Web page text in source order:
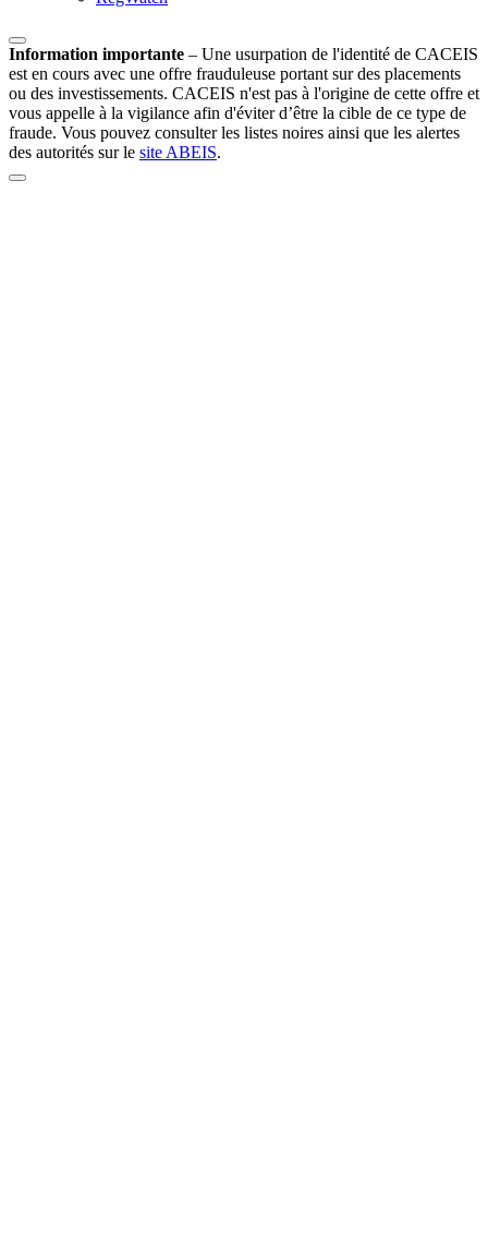
Information importante – Une usurpation de l'identité de CACEIS
est en cours avec une offre frauduleuse portant sur des placements
ou des investissements. CACEIS n'est pas à l'origine de cette offre et
vous appelle à la vigilance afin d'éviter d’être la cible de ce type de
fraude. Vous pouvez consulter les listes noires ainsi que les alertes
des autorités sur le site ABEIS.